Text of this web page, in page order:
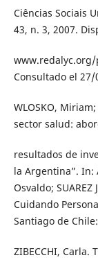
Ciências Sociais
43, n. 3, 2007.
www.redalyc.org/
Consultado el 27/
WLOSKO,
sector salud:
resultados de
la Argentina”. In:
Osvaldo;
Cuidando
Santiago de
ZIBECCHI, Carla.